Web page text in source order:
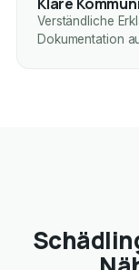
Verständliche
Dokumentation